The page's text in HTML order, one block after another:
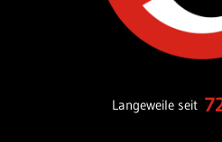
Langeweile seit